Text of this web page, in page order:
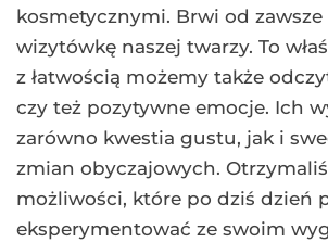
kosmetycznymi. Brwi od zawsze
wizytówkę naszej twarzy. To
z łatwością możemy także
czy też pozytywne emocje. Ich
zarówno kwestia gustu, jak i
zmian obyczajowych.
możliwości, które po dziś dzień
eksperymentować ze swoim